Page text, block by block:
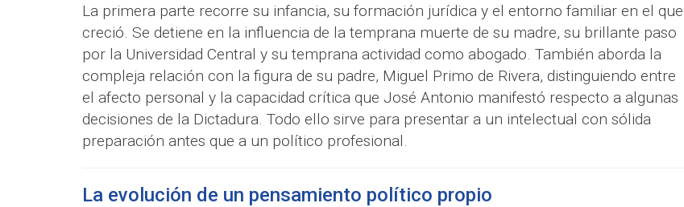
La primera parte recorre su infancia, su formación jurídica y el entorno familiar en el que
creció. Se detiene en la influencia de la temprana muerte de su madre, su brillante paso
por la Universidad Central y su temprana actividad como abogado. También aborda la
compleja relación con la figura de su padre, Miguel Primo de Rivera, distinguiendo entre
el afecto personal y la capacidad crítica que José Antonio manifestó respecto a algunas
decisiones de la Dictadura. Todo ello sirve para presentar a un intelectual con sólida
preparación antes que a un político profesional.
La evolución de un pensamiento político propio